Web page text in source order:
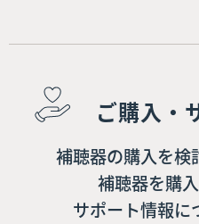
ご購入・
補聴器の購入を検
補聴器を購
サポート情報に